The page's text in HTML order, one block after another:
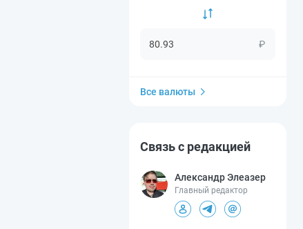
₽
Все валюты
Связь с редакцией
Александр Элеазер
Главный редактор